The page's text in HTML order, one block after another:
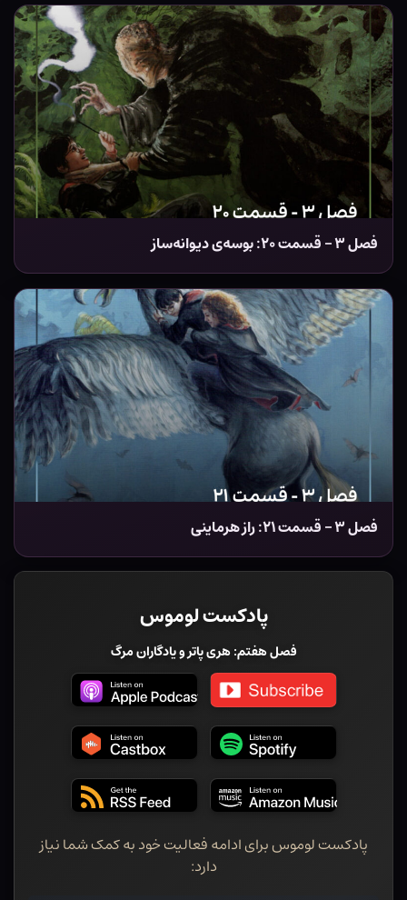
فصل ۳ – قسمت ۲۰: بوسه‌ی دیوانه‌ساز
فصل ۳ – قسمت ۲۱: راز هرماینی
پادکست لوموس
فصل هفتم: هری پاتر و یادگاران مرگ
پادکست لوموس برای ادامه فعالیت خود به کمک شما نیاز
دارد: